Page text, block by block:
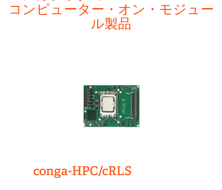
コンピューター・オン・モジュー
ル製品
conga-HPC/cRLS